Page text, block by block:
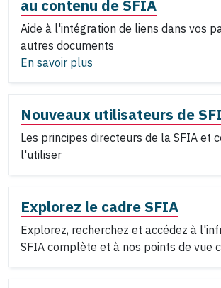
au contenu de SFIA
Aide à l'intégration de liens dans vos
autres documents
En savoir plus
Nouveaux utilisateurs de
Les principes directeurs de la SFIA et
l'utiliser
Explorez le cadre SFIA
Explorez, recherchez et accédez à
SFIA complète et à nos points de vue